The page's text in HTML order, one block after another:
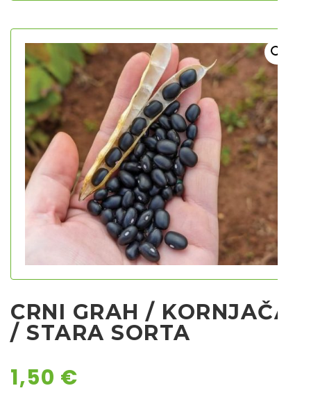
SADNICE
UKRASNO BILJE I TRAJNICE
GRMOVI/DRVEĆE
HIT SEZONE*** VRTNI SLJEZOVI
UKRASNE TRAVE
HORTENZIJE
LJEKOVITO I ZAČINSKO
VOĆE / BOBIČASTO VOĆE
Sjeme povrća
Chili
Ostalo sjeme
CRNI GRAH / KORNJAČA
/ STARA SORTA
1,50 €